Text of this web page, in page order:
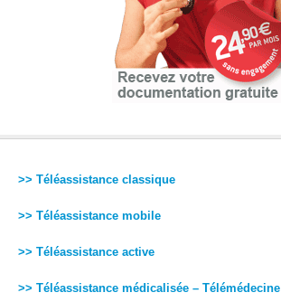
>> Téléassistance classique
>> Téléassistance mobile
>> Téléassistance active
>> Téléassistance médicalisée – Télémédecine